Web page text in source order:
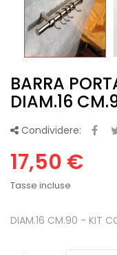
BARRA
DIAM.16
Condividere:
17,50 €
Tasse incluse
DIAM.16 CM.90 - KIT